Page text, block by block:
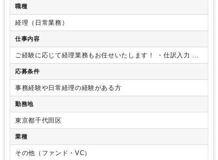
社内システム等のOJT
土日祝休み 完全週休2日制 英語力不要 freee PCA
職種
経理（日常業務）
仕事内容
ご経験に応じて経理業務もお任せいたします！ ・仕訳入力 ・
入出金管理・売上管理・ネットバンキング・株主優待管理
・各種庶務（備品の発注、受付電話対応、来客用のドリンク発
注・管理など）
応募条件
事務経験や日常経理の経験がある方
勤務地
東京都千代田区
業種
その他（ファンド・VC）